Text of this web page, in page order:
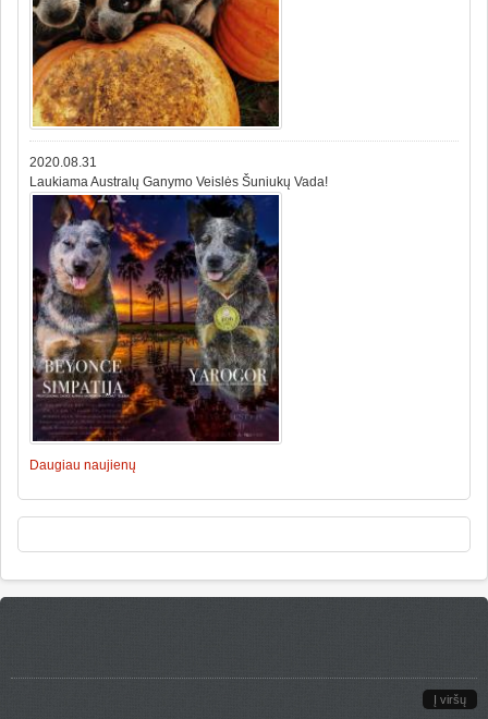
2020.08.31
Laukiama Australų Ganymo Veislės Šuniukų Vada!
Daugiau naujienų
Į viršų